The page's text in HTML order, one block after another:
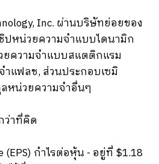
Inc. ผ่านบริษัทย่อยของ
หน่วยความจำแบบไดนามิก
ยความจำแบบสแตติกแรม
ำแฟลช, ส่วนประกอบเซมิ
หน่วยความจำอื่นๆ
ว่าที่คิด
(EPS) กำไรต่อหุ้น - อยู่ที่ $1.18